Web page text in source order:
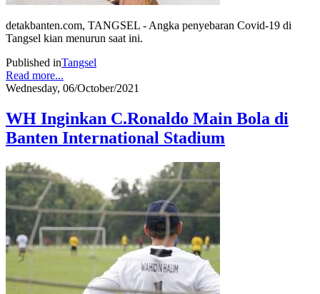
detakbanten.com, TANGSEL - Angka penyebaran Covid-19 di
Tangsel kian menurun saat ini.
Published inTangsel
Read more...
Wednesday, 06/October/2021
WH Inginkan C.Ronaldo Main Bola di
Banten International Stadium